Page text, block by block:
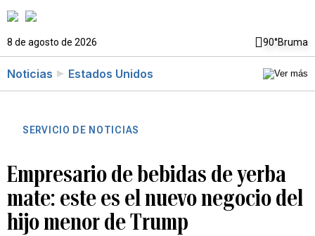
8 de agosto de 2026 90°Bruma
Noticias Estados Unidos
SERVICIO DE NOTICIAS
Empresario de bebidas de yerba
mate: este es el nuevo negocio del
hijo menor de Trump